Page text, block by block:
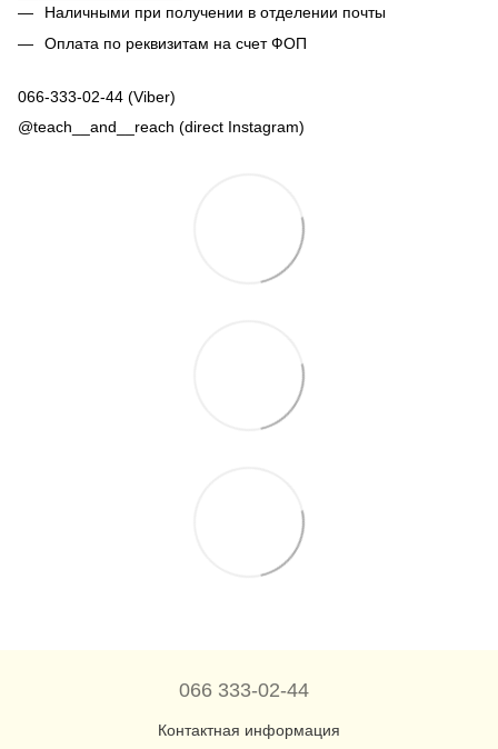
Наличными при получении в отделении почты
Оплата по реквизитам на счет ФОП
066-333-02-44 (Viber)
@teach__and__reach (direct Instagram)
066 333-02-44
Контактная информация